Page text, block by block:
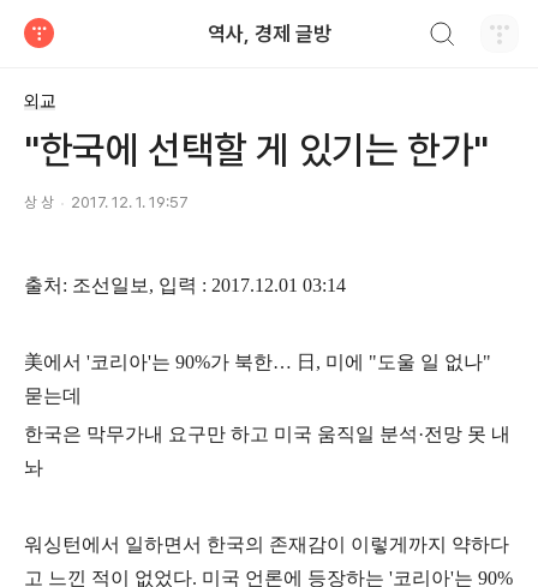
역사, 경제 글방
외교
"한국에 선택할 게 있기는 한가"
상 상 2017. 12. 1. 19:57
출처 : 조선일보 , 입력 : 2017.12.01 03:14
美에서 '코리아'는 90%가 북한… 日 , 미에 " 도울 일 없나"
묻는데
한국은 막무가내 요구만 하고 미국 움직일 분석·전망 못 내
놔
워싱턴에서 일하면서 한국의 존재감이 이렇게까지 약하다
고 느낀 적이 없었다. 미국 언론에 등장하는 '코리아'는 90%